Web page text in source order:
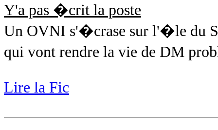
Y'a pas �crit la poste
Un OVNI s'�crase sur l'�le du
qui vont rendre la vie de DM
Lire la Fic